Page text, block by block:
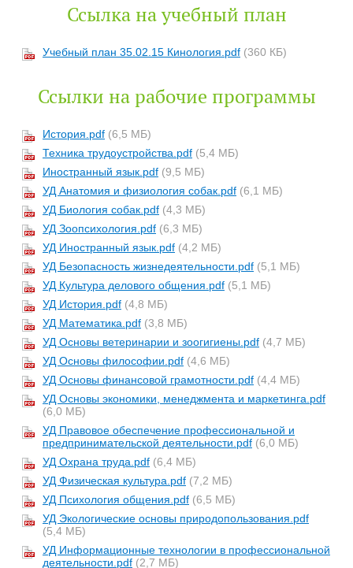
Ссылка на учебный план
Учебный план 35.02.15 Кинология.pdf (360 КБ)
Ссылки на рабочие программы
История.pdf (6,5 МБ)
Техника трудоустройства.pdf (5,4 МБ)
Иностранный язык.pdf (9,5 МБ)
УД Анатомия и физиология собак.pdf (6,1 МБ)
УД Биология собак.pdf (4,3 МБ)
УД Зоопсихология.pdf (6,3 МБ)
УД Иностранный язык.pdf (4,2 МБ)
УД Безопасность жизнедеятельности.pdf (5,1 МБ)
УД Культура делового общения.pdf (5,1 МБ)
УД История.pdf (4,8 МБ)
УД Математика.pdf (3,8 МБ)
УД Основы ветеринарии и зоогигиены.pdf (4,7 МБ)
УД Основы философии.pdf (4,6 МБ)
УД Основы финансовой грамотности.pdf (4,4 МБ)
УД Основы экономики, менеджмента и маркетинга.pdf
(6,0 МБ)
УД Правовое обеспечение профессиональной и
предпринимательской деятельности.pdf (6,0 МБ)
УД Охрана труда.pdf (6,4 МБ)
УД Физическая культура.pdf (7,2 МБ)
УД Психология общения.pdf (6,5 МБ)
УД Экологические основы природопользования.pdf
(5,4 МБ)
УД Информационные технологии в профессиональной
деятельности.pdf (2,7 МБ)